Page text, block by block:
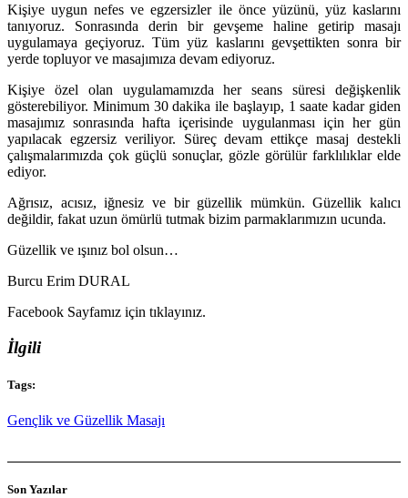
Kişiye uygun nefes ve egzersizler ile önce yüzünü, yüz kaslarını
tanıyoruz. Sonrasında derin bir gevşeme haline getirip masajı
uygulamaya geçiyoruz. Tüm yüz kaslarını gevşettikten sonra bir
yerde topluyor ve masajımıza devam ediyoruz.
Kişiye özel olan uygulamamızda her seans süresi değişkenlik
gösterebiliyor. Minimum 30 dakika ile başlayıp, 1 saate kadar giden
masajımız sonrasında hafta içerisinde uygulanması için her gün
yapılacak egzersiz veriliyor. Süreç devam ettikçe masaj destekli
çalışmalarımızda çok güçlü sonuçlar, gözle görülür farklılıklar elde
ediyor.
Ağrısız, acısız, iğnesiz ve bir güzellik mümkün. Güzellik kalıcı
değildir, fakat uzun ömürlü tutmak bizim parmaklarımızın ucunda.
Güzellik ve ışınız bol olsun…
Burcu Erim DURAL
Facebook Sayfamız için tıklayınız.
İlgili
Tags:
Gençlik ve Güzellik Masajı
Son Yazılar